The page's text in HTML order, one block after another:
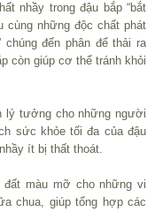
nhầy trong đậu bắp “bắt
cùng những độc chất phát
chúng đến phân để thải ra
còn giúp cơ thể tránh khỏi
lý tưởng cho những người
sức khỏe tối đa của đậu
ít bị thất thoát.
màu mỡ cho những vi
chua, giúp tổng hợp các